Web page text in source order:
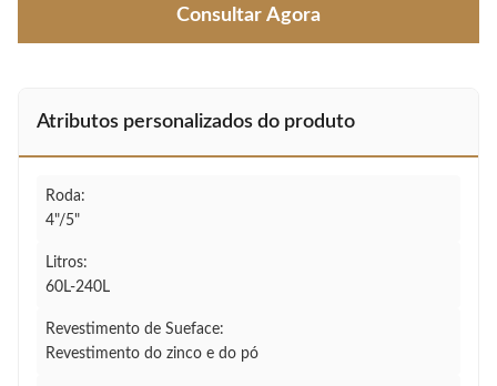
Consultar Agora
Atributos personalizados do produto
Roda:
4"/5"
Litros:
60L-240L
Revestimento de Sueface:
Revestimento do zinco e do pó